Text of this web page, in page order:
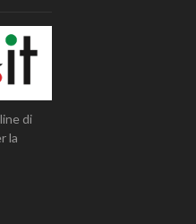
di
la